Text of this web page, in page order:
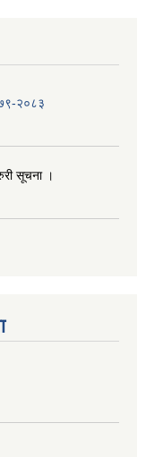
२०८३
सूचना ।